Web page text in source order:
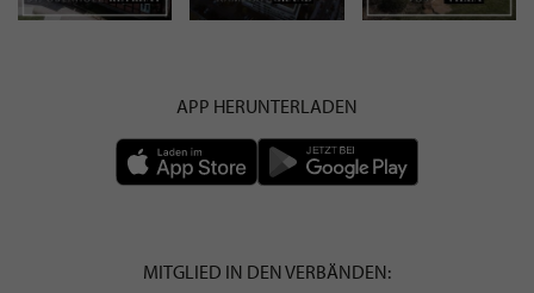
APP HERUNTERLADEN
MITGLIED IN DEN VERBÄNDEN: